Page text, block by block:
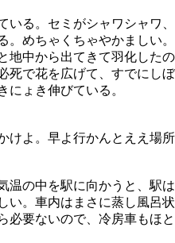
いる。セミがシャワシャワ、
。めちゃくちゃやかましい。
地中から出てきて羽化したの
死で花を広げて、すでにしぼ
にょき伸びている。
けよ。早よ行かんとええ場所
温の中を駅に向かうと、駅は
い。車内はまさに蒸し風呂状
必要ないので、冷房車もほと